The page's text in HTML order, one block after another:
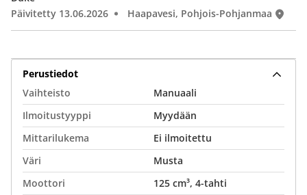
Päivitetty 13.06.2026
Haapavesi, Pohjois-Pohjanmaa
Perustiedot
Vaihteisto
Manuaali
Ilmoitustyyppi
Myydään
Mittarilukema
Ei ilmoitettu
Väri
Musta
Moottori
125 cm³, 4-tahti